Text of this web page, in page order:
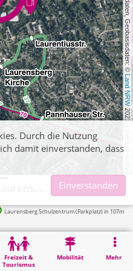
, Kartendaten, Geobasisdaten: ©
Land NRW
2021, Lizenz
dl-de/by-2-0
Freizeit &
Tourismus
Mobilität Mehr
Laurensberg Schulzentrum (Parkplatz) in 107m
Laurensberg
Durch die Nutzung
damit einverstanden, dass
Einverstanden